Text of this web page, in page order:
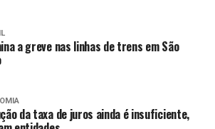
de Paris. Entre a classificação
pai do atleta faleceu. Em meio ao
em Paris 2024 até parar nas
a greve nas linhas de trens em São
da taxa de juros ainda é insuficiente,